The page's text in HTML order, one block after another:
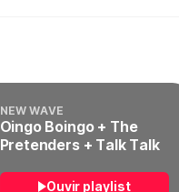
NEW WAVE
Oingo Boingo + The
Pretenders + Talk Talk
Ouvir playlist